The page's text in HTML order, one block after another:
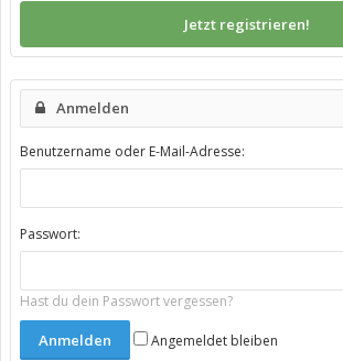
Jetzt registrieren!
Anmelden
Benutzername oder E-Mail-Adresse:
Passwort:
Hast du dein Passwort vergessen?
Angemeldet bleiben